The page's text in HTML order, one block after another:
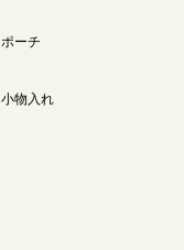
ポーチ
小物入れ